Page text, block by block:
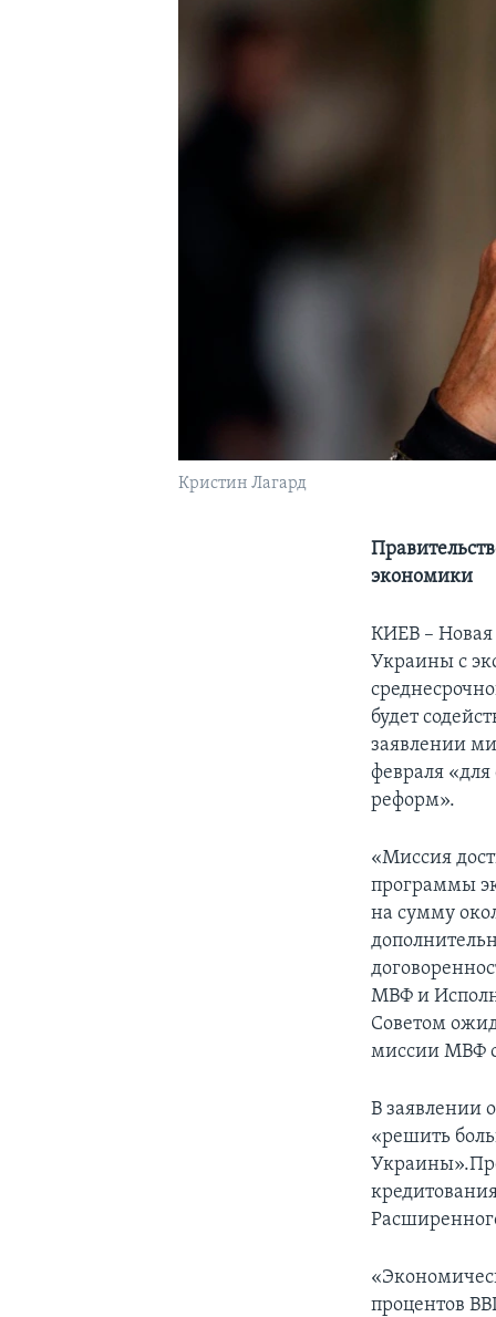
Кристин Лагард
экономики
КИЕВ – Новая
Украины с
будет
заявлении
февраля
реформ».
«Миссия
программы
на сумму
МВФ и
Советом
миссии МВФ
В заявлении
«решить
процентов